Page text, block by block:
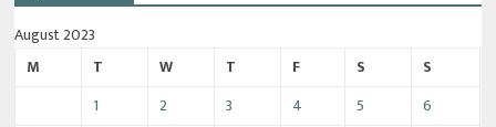
August 2023
M
T W T F S
S
1
2 3 4 5
6